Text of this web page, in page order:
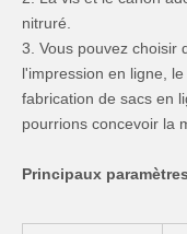
nitruré.
3. Vous pouvez choisir
l'impression en ligne,
fabrication de sacs en
pourrions concevoir la
Principaux